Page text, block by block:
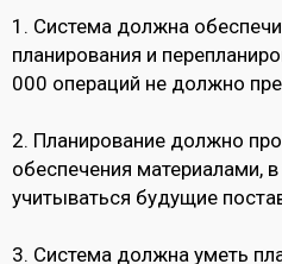
1. Система должна
планирования и
000 операций не должно
2. Планирование должно
обеспечения материалами,
учитываться будущие
3. Система должна уметь